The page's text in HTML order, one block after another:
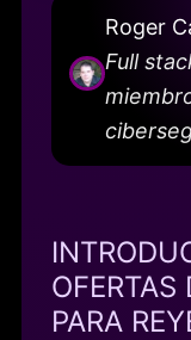
Roger
Full
OFERTAS
PARA